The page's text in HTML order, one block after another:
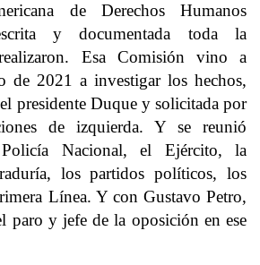
de Derechos Humanos
y documentada toda la
Esa Comisión vino a
de 2021 a investigar los hechos,
presidente Duque y solicitada por
de izquierda. Y se reunió
Nacional, el Ejército, la
los partidos políticos, los
Línea. Y con Gustavo Petro,
paro y jefe de la oposición en ese